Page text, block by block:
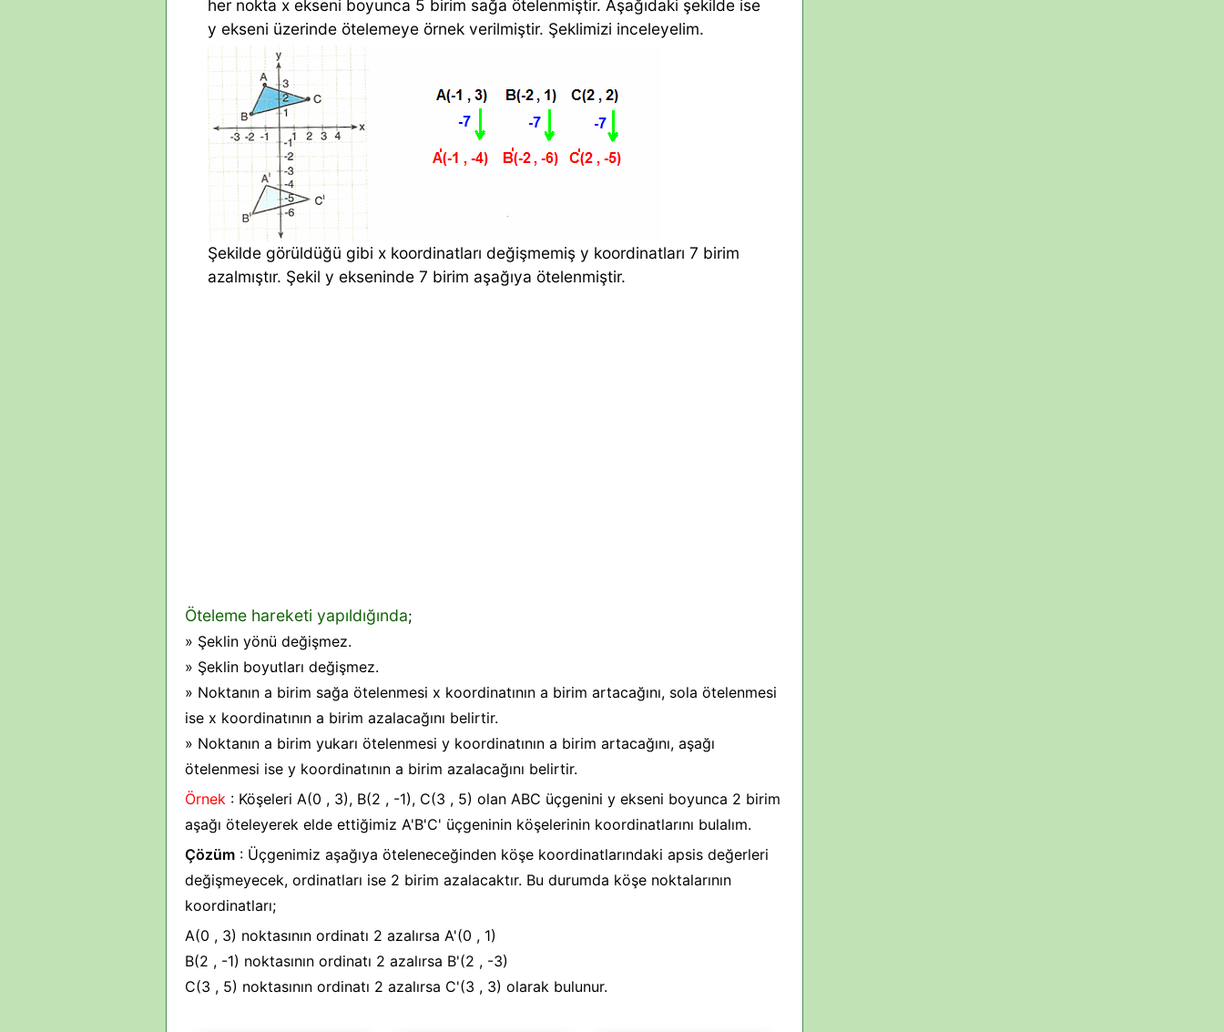
her nokta x ekseni boyunca 5 birim sağa ötelenmiştir. Aşağıdaki şekilde ise
y ekseni üzerinde ötelemeye örnek verilmiştir. Şeklimizi inceleyelim.
Şekilde görüldüğü gibi x koordinatları değişmemiş y koordinatları 7 birim
azalmıştır. Şekil y ekseninde 7 birim aşağıya ötelenmiştir.
Öteleme hareketi yapıldığında;
» Şeklin yönü değişmez.
» Şeklin boyutları değişmez.
» Noktanın a birim sağa ötelenmesi x koordinatının a birim artacağını, sola ötelenmesi
ise x koordinatının a birim azalacağını belirtir.
» Noktanın a birim yukarı ötelenmesi y koordinatının a birim artacağını, aşağı
ötelenmesi ise y koordinatının a birim azalacağını belirtir.
Örnek : Köşeleri A(0 , 3), B(2 , -1), C(3 , 5) olan ABC üçgenini y ekseni boyunca 2 birim
aşağı öteleyerek elde ettiğimiz A'B'C' üçgeninin köşelerinin koordinatlarını bulalım.
Çözüm : Üçgenimiz aşağıya öteleneceğinden köşe koordinatlarındaki apsis değerleri
değişmeyecek, ordinatları ise 2 birim azalacaktır. Bu durumda köşe noktalarının
koordinatları;
A(0 , 3) noktasının ordinatı 2 azalırsa A'(0 , 1)
B(2 , -1) noktasının ordinatı 2 azalırsa B'(2 , -3)
C(3 , 5) noktasının ordinatı 2 azalırsa C'(3 , 3) olarak bulunur.